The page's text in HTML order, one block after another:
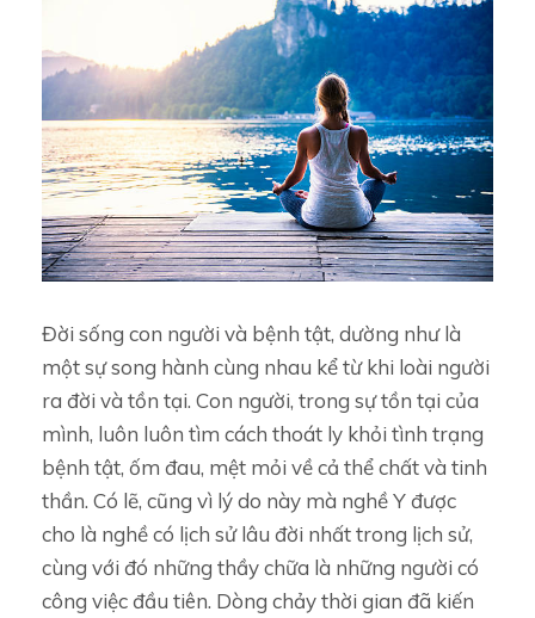
Đời sống con người và bệnh tật, dường như là
một sự song hành cùng nhau kể từ khi loài người
ra đời và tồn tại. Con người, trong sự tồn tại của
mình, luôn luôn tìm cách thoát ly khỏi tình trạng
bệnh tật, ốm đau, mệt mỏi về cả thể chất và tinh
thần. Có lẽ, cũng vì lý do này mà nghề Y được
cho là nghề có lịch sử lâu đời nhất trong lịch sử,
cùng với đó những thầy chữa là những người có
công việc đầu tiên. Dòng chảy thời gian đã kiến